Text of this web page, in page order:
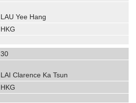
LAU Yee Hang
HKG
30
LAI Clarence Ka Tsun
HKG